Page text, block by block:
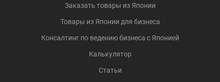
Заказать товары из Японии
Товары из Японии для бизнеса
Консалтинг по ведению бизнеса с Японией
Калькулятор
Статьи